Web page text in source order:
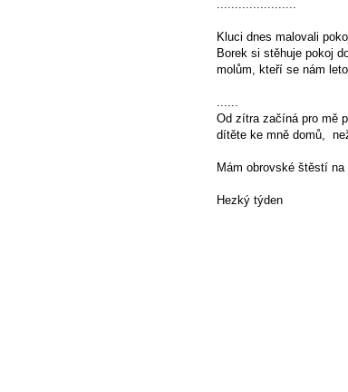
Kluci dnes malovali
Borek si stěhuje pokoj
molům, kteří se nám
Od zítra začíná pro mě
dítěte ke mně domů,
Mám obrovské štěstí na
Hezký týden